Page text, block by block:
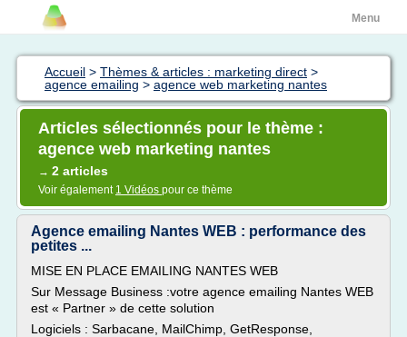
Menu
Accueil > Thèmes & articles : marketing direct >
agence emailing > agence web marketing nantes
Articles sélectionnés pour le thème :
agence web marketing nantes
→ 2 articles
Voir également 1 Vidéos pour ce thème
Agence emailing Nantes WEB : performance des
petites ...
MISE EN PLACE EMAILING NANTES WEB
Sur Message Business :votre agence emailing Nantes WEB
est « Partner » de cette solution
Logiciels : Sarbacane, MailChimp, GetResponse,